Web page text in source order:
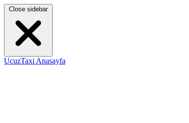
Close sidebar
UcuzTaxi Anasayfa